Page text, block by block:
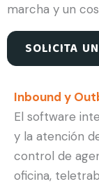
marcha y un
SOLICITA
Inbound y
El software
y la atención
control de
oficina,